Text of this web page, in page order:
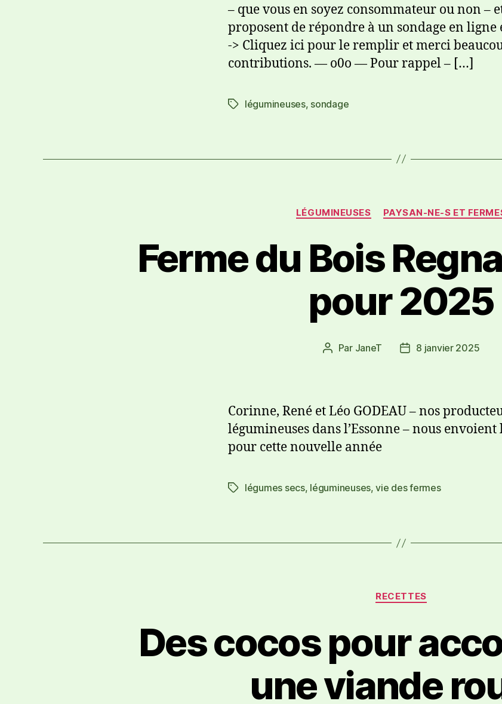
– que vous en soyez consommateur ou non –
proposent de répondre à un sondage en ligne
-> Cliquez ici pour le remplir et merci
contributions. — o0o — Pour rappel – […]
légumineuses, sondage
LÉGUMINEUSES PAYSAN-NE-S ET
Ferme du Bois
pour 2025
Par JaneT 8 janvier 2025
Corinne, René et Léo GODEAU – nos
légumineuses dans l’Essonne – nous
pour cette nouvelle année
légumes secs, légumineuses,vie des fermes
RECETTES
Des cocos pour
une viande